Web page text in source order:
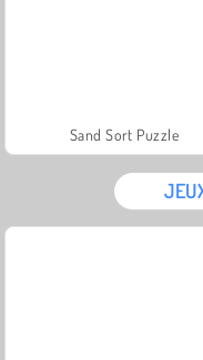
Sand Sort Puzzle